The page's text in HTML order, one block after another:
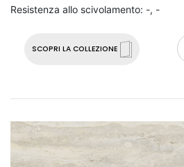
SCOPRI LA COLLEZIONE
Resistenza allo scivolamento: -, -